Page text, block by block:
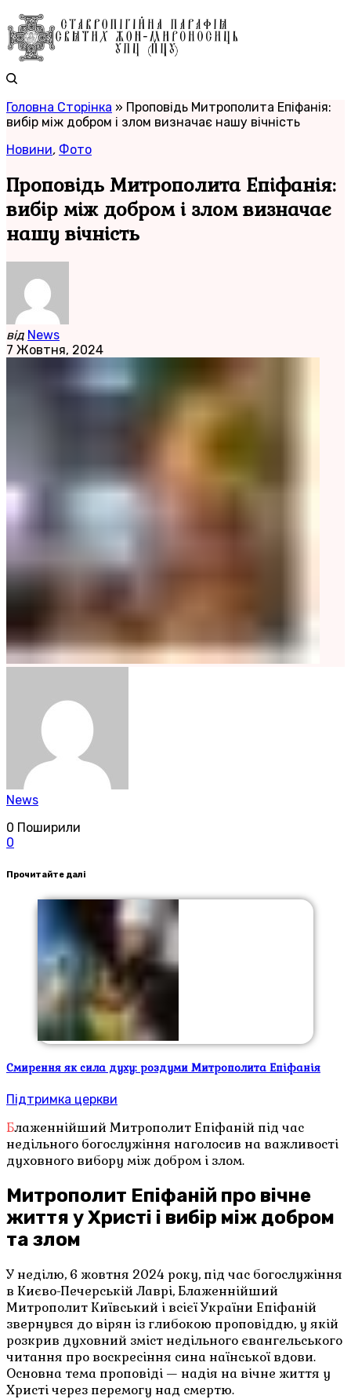
Головна Сторінка » Проповідь Митрополита Епіфанія:
вибір між добром і злом визначає нашу вічність
Новини, Фото
Проповідь Митрополита Епіфанія:
вибір між добром і злом визначає
нашу вічність
від News
7 Жовтня, 2024
News
0 Поширили
0
Прочитайте далі
Смирення як сила духу: роздуми Митрополита Епіфанія
Підтримка церкви
Блаженнійший Митрополит Епіфаній під час
недільного богослужіння наголосив на важливості
духовного вибору між добром і злом.
Митрополит Епіфаній про вічне
життя у Христі і вибір між добром
та злом
У неділю, 6 жовтня 2024 року, під час богослужіння
в Києво-Печерській Лаврі, Блаженнійший
Митрополит Київський і всієї України Епіфаній
звернувся до вірян із глибокою проповіддю, у якій
розкрив духовний зміст недільного євангельського
читання про воскресіння сина наїнської вдови.
Основна тема проповіді — надія на вічне життя у
Христі через перемогу над смертю.